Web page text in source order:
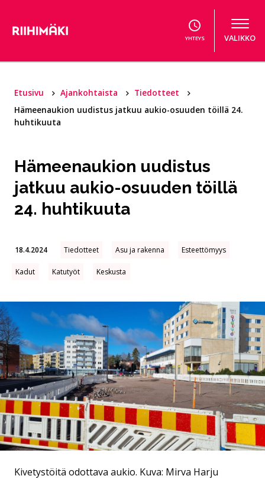
YHTEYS VALIKKO
Etusivu Ajankohtaista
Tiedotteet
Hämeenaukion uudistus jatkuu aukio-osuuden töillä 24.
huhtikuuta
Hämeenaukion uudistus
jatkuu aukio-osuuden töillä
24. huhtikuuta
18.4.2024 Tiedotteet Asu ja rakenna Esteettömyys
Kadut Katutyöt Keskusta
Kivetystöitä odottava aukio. Kuva: Mirva Harju